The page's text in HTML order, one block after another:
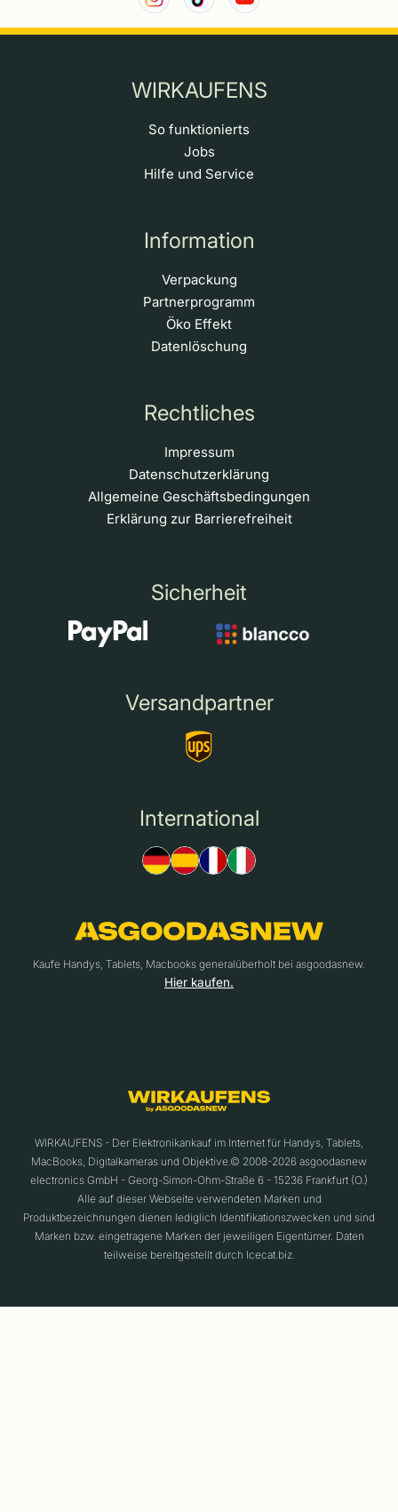
WIRKAUFENS
So funktionierts
Jobs
Hilfe und Service
Information
Verpackung
Partnerprogramm
Öko Effekt
Datenlöschung
Rechtliches
Impressum
Datenschutzerklärung
Allgemeine Geschäftsbedingungen
Erklärung zur Barrierefreiheit
Sicherheit
Versandpartner
International
Kaufe Handys, Tablets, Macbooks generalüberholt bei asgoodasnew.
Hier kaufen.
WIRKAUFENS - Der Elektronikankauf im Internet für Handys, Tablets,
MacBooks, Digitalkameras und Objektive.© 2008-2026 asgoodasnew
electronics GmbH - Georg-Simon-Ohm-Straße 6 - 15236 Frankfurt (O.)
Alle auf dieser Webseite verwendeten Marken und
Produktbezeichnungen dienen lediglich Identifikationszwecken und sind
Marken bzw. eingetragene Marken der jeweiligen Eigentümer. Daten
teilweise bereitgestellt durch Icecat.biz.